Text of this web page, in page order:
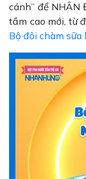
cánh” để NHÂN
tầm cao mới, từ
Bộ đôi chàm